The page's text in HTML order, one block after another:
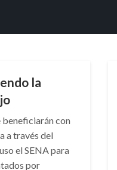
la
beneficiarán con
a través del
el SENA para
por